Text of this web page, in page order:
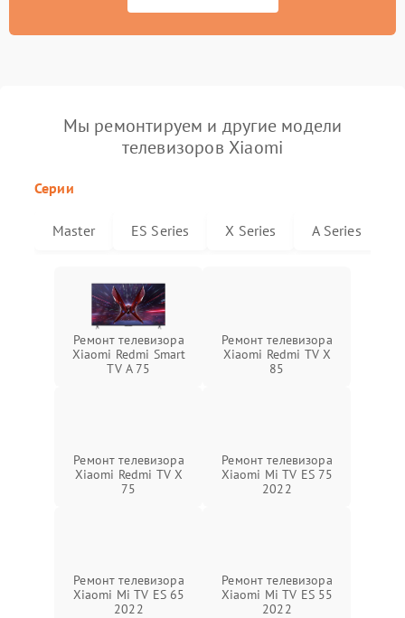
Мы ремонтируем и другие модели
телевизоров Xiaomi
Серии
Master ES Series X Series A Series
Ремонт телевизора
Xiaomi Redmi Smart
TV A 75
Ремонт телевизора
Xiaomi Redmi TV X
85
Ремонт телевизора
Xiaomi Redmi TV X
75
Ремонт телевизора
Xiaomi Mi TV ES 75
2022
Ремонт телевизора
Xiaomi Mi TV ES 65
2022
Ремонт телевизора
Xiaomi Mi TV ES 55
2022